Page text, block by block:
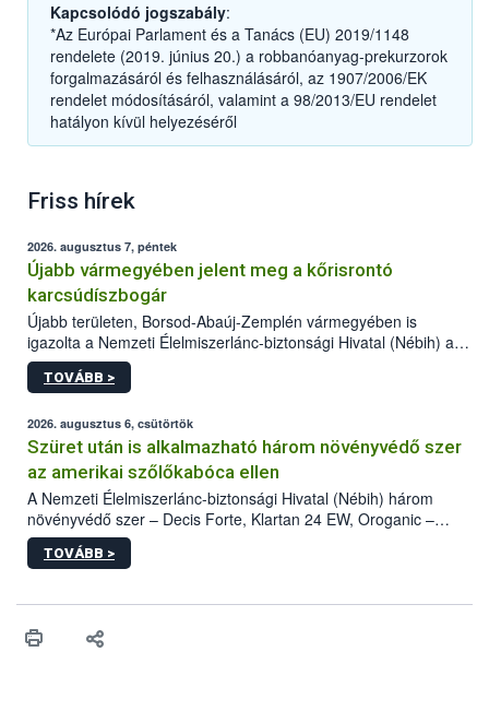
Kapcsolódó jogszabály:
*Az Európai Parlament és a Tanács (EU) 2019/1148
rendelete (2019. június 20.) a robbanóanyag-prekurzorok
forgalmazásáról és felhasználásáról, az 1907/2006/EK
rendelet módosításáról, valamint a 98/2013/EU rendelet
hatályon kívül helyezéséről
Friss hírek
2026. augusztus 7, péntek
Újabb vármegyében jelent meg a kőrisrontó
karcsúdíszbogár
Újabb területen, Borsod-Abaúj-Zemplén vármegyében is
igazolta a Nemzeti Élelmiszerlánc-biztonsági Hivatal (Nébih) a
kőrisrontó karcsúdíszbogár (Agrilus planipennis) jelenlétét. A
kártevőt nem csak színcsapdában találták meg, de már fertőzött
az intenzív felderítést, emellett az intézkedéseket a szlovák
hatósággal is összehangolják a terjedés megállítása érdekében.
TOVÁBB >
2026. augusztus 6, csütörtök
Szüret után is alkalmazható három növényvédő szer
az amerikai szőlőkabóca ellen
A Nemzeti Élelmiszerlánc-biztonsági Hivatal (Nébih) három
növényvédő szer – Decis Forte, Klartan 24 EW, Oroganic –
engedélyokiratát módosította, így azok a szüretet követően,
egészen a vesszőérettség (BBCH 91) stádiumáig
érésű szőlőkben is legyen lehetőség a károsító elleni további
felhasználók számára is elérhető és ökológiai termesztésben is
TOVÁBB >